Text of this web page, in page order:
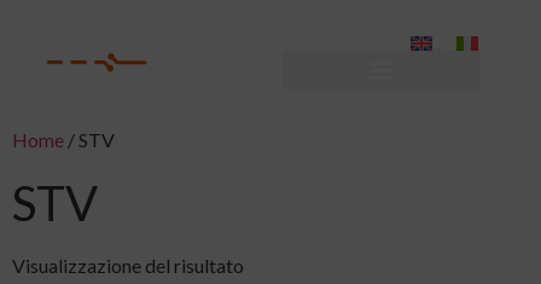
Home / STV
STV
Visualizzazione del risultato